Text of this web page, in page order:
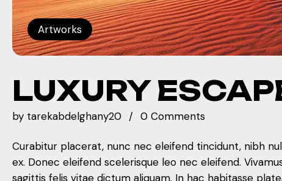
Artworks
LUXURY
by tarekabdelghany20 0 Comments
Curabitur placerat, nunc nec eleifend tincidunt, nibh
ex. Donec eleifend scelerisque leo nec eleifend.
sagittis felis vitae dictum aliquam. In hac habitasse